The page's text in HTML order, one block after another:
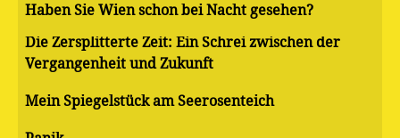
Haben Sie Wien schon bei Nacht gesehen?
Die Zersplitterte Zeit: Ein Schrei zwischen der
Vergangenheit und Zukunft
Mein Spiegelstück am Seerosenteich